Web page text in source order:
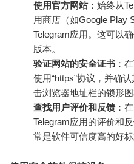
使用官方网站：始终从
用商店（如Google Play
Telegram应用。这可以
版本。
验证网站的安全证书 ：
使用“https”协议，并确
击浏览器地址栏的锁形
查找用户评价和反馈 ：
Telegram应用的评价和
常是软件可信度高的好标